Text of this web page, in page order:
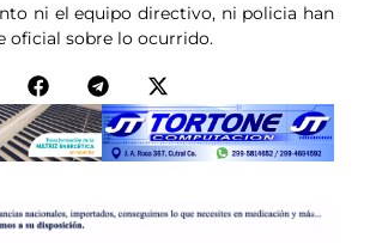
ni el equipo directivo, ni policia han
oficial sobre lo ocurrido.